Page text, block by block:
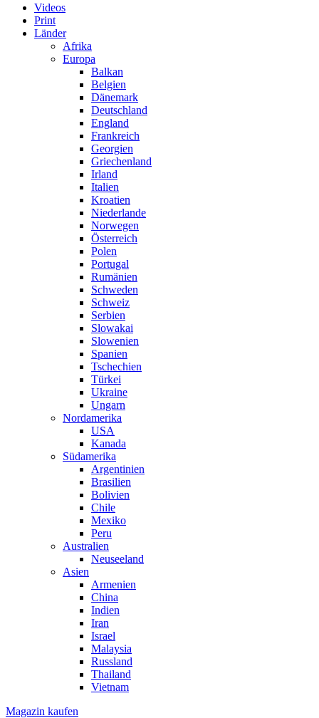
Videos
Print
Länder
Afrika
Europa
Balkan
Belgien
Dänemark
Deutschland
England
Frankreich
Georgien
Griechenland
Irland
Italien
Kroatien
Niederlande
Norwegen
Österreich
Polen
Portugal
Rumänien
Schweden
Schweiz
Serbien
Slowakai
Slowenien
Spanien
Tschechien
Türkei
Ukraine
Ungarn
Nordamerika
USA
Kanada
Südamerika
Argentinien
Brasilien
Bolivien
Chile
Mexiko
Peru
Australien
Neuseeland
Asien
Armenien
China
Indien
Iran
Israel
Malaysia
Russland
Thailand
Vietnam
Magazin kaufen